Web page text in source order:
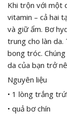
Khi trộn với một
vitamin – cả hai
và giữ ẩm. Bơ
trung cho làn da.
bong tróc.
da của bạn trở
Nguyên liệu
• 1 lòng trắng
• quả bơ chín